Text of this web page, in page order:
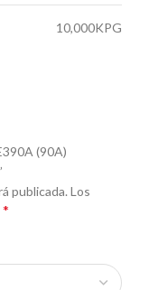
10,000KPG
(90A)
publicada.Los
*